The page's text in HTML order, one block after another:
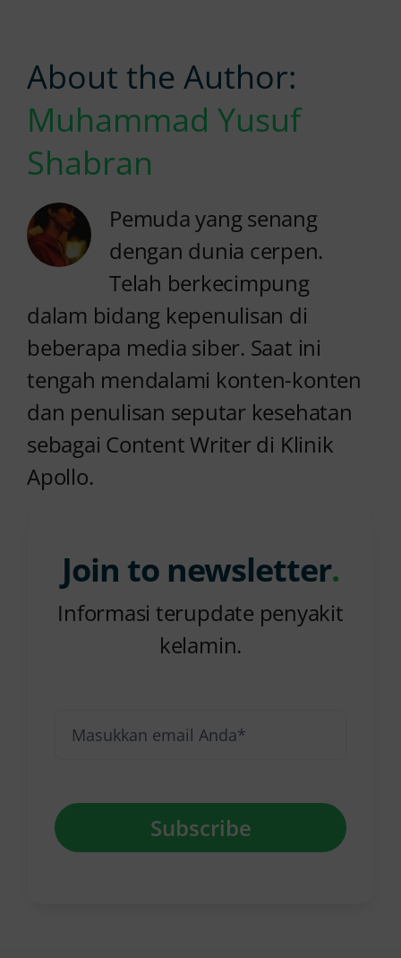
Join to newsletter.
Informasi terupdate penyakit
kelamin.
Subscribe
About the Author:
Muhammad Yusuf
Shabran
Pemuda yang senang
dengan dunia cerpen.
Telah berkecimpung
dalam bidang kepenulisan di
beberapa media siber. Saat ini
tengah mendalami konten-konten
dan penulisan seputar kesehatan
sebagai Content Writer di Klinik
Apollo.